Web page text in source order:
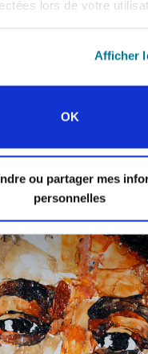
lors de votre
Afficher
OK
ou partager mes
personnelles
Inde ·